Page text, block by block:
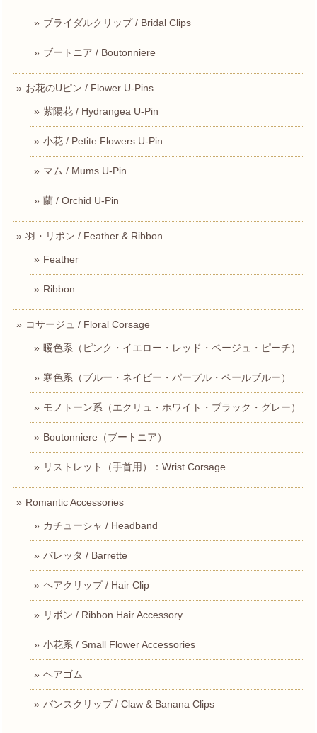
ブライダルクリップ / Bridal Clips
ブートニア / Boutonniere
お花のUピン / Flower U-Pins
紫陽花 / Hydrangea U-Pin
小花 / Petite Flowers U-Pin
マム / Mums U-Pin
蘭 / Orchid U-Pin
羽・リボン / Feather & Ribbon
Feather
Ribbon
コサージュ / Floral Corsage
暖色系（ピンク・イエロー・レッド・ベージュ・ピーチ）
寒色系（ブルー・ネイビー・パープル・ペールブルー）
モノトーン系（エクリュ・ホワイト・ブラック・グレー）
Boutonniere（ブートニア）
リストレット（手首用）：Wrist Corsage
Romantic Accessories
カチューシャ / Headband
バレッタ / Barrette
ヘアクリップ / Hair Clip
リボン / Ribbon Hair Accessory
小花系 / Small Flower Accessories
ヘアゴム
バンスクリップ / Claw & Banana Clips